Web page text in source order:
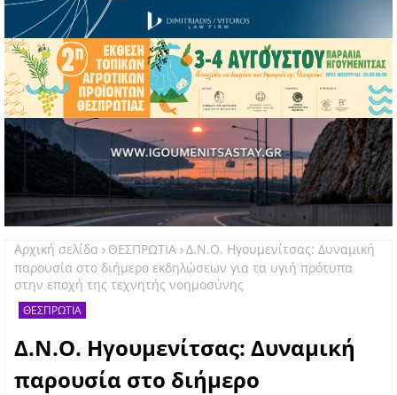
Αρχική σελίδα ΘΕΣΠΡΩΤΙΑ Δ.Ν.Ο. Ηγουμενίτσας: Δυναμική
παρουσία στο διήμερο εκδηλώσεων για τα υγιή πρότυπα
στην εποχή της τεχνητής νοημοσύνης
ΘΕΣΠΡΩΤΙΑ
Δ.Ν.Ο. Ηγουμενίτσας: Δυναμική
παρουσία στο διήμερο